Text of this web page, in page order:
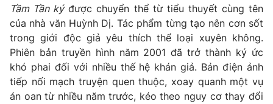
THỜI BÁO VTV
Theo dõi báo trên
Tầm Tần kýđược chuyển thể từ tiểu thuyết cùng tên
của nhà văn Huỳnh Dị. Tác phẩm từng tạo nên cơn sốt
trong giới độc giả yêu thích thể loại xuyên không.
Phiên bản truyền hình năm 2001 đã trở thành ký ức
khó phai đối với nhiều thế hệ khán giả. Bản điện ảnh
tiếp nối mạch truyện quen thuộc, xoay quanh một vụ
án oan từ nhiều năm trước, kéo theo nguy cơ thay đổi